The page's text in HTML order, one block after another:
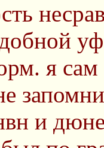
я
и